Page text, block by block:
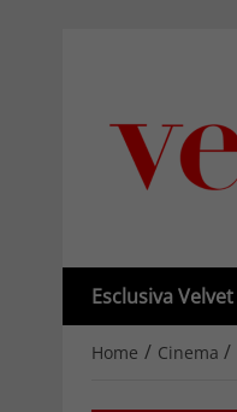
Esclusiva Velvet
Home / Cinema /